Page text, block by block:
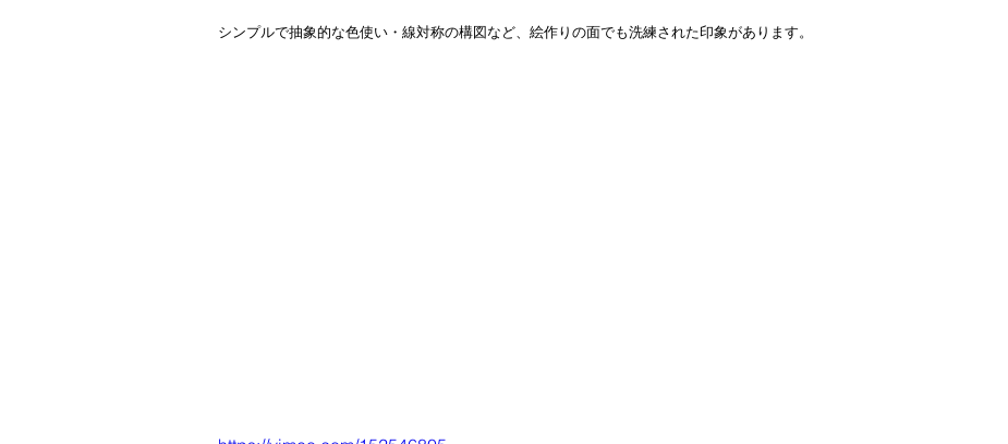
シンプルで抽象的な色使い・線対称の構図など、絵作りの面でも洗練された印象があります。